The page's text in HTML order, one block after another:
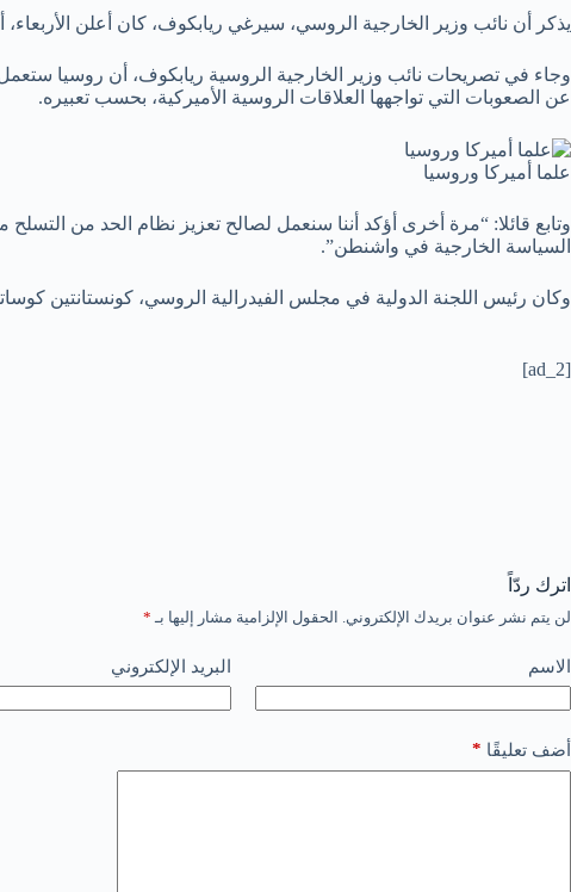
يذكر أن نائب وزير الخارجية الروسي، سيرغي ريابكوف، كان أعلن الأربعاء، أن
وجاء في تصريحات نائب وزير الخارجية الروسية ريابكوف، أن روسيا
عن الصعوبات التي تواجهها العلاقات الروسية الأميركية، بحسب تعبيره.
علما أميركا وروسيا
وتابع قائلا: “مرة أخرى أؤكد أننا سنعمل لصالح تعزيز نظام الحد من
السياسة الخارجية في واشنطن”.
وكان رئيس اللجنة الدولية في مجلس الفيدرالية الروسي، كونستانتين
[ad_2]
اترك ردّاً
لن يتم نشر عنوان بريدك الإلكتروني. الحقول الإلزامية مشار إليها بـ *
الاسم البريد الإلكتروني
أضف تعليقًا *